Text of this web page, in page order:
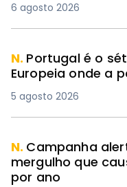
6 agosto 2026
N. Portugal é o
Europeia onde a
5 agosto 2026
N. Campanha
mergulho que
por ano